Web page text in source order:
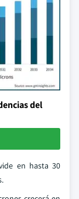
del
en hasta 30